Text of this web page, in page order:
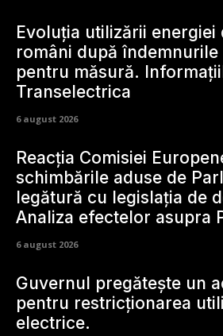
Evoluția utilizării energiei
români după
pentru măsură.
Transelectrica
6 august 2026
Reacția Comisiei
schimbările aduse de
legătură cu legislația de
Analiza efectelor asupra
6 august 2026
Guvernul pregătește un
pentru restricționarea
electrice.